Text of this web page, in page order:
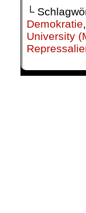
└
Demokratie,
University